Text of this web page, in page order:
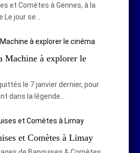
et Comètes à Gennes, à la
Le jour se…
Machine à explorer le
le 7 janvier dernier, pour
dans la légende…
et Comètes à Limay